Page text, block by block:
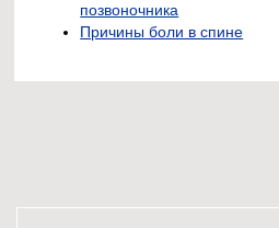
позвоночника
Причины боли в спине